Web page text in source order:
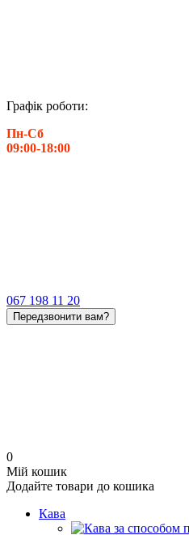
Графік роботи:
Пн-Сб
09:00-18:00
067 198 11 20
Передзвонити вам?
0
Мій кошик
Додайте товари до кошика
Кава